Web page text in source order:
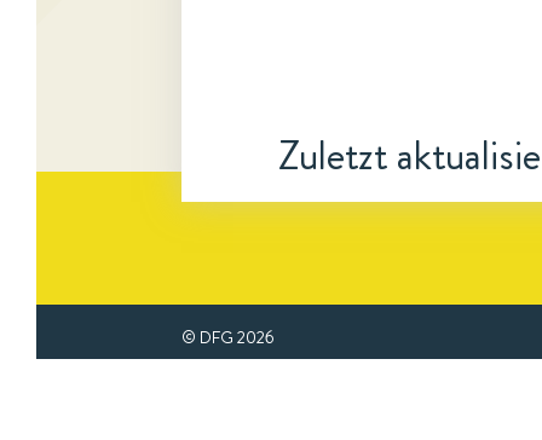
Zuletzt
© DFG 2026